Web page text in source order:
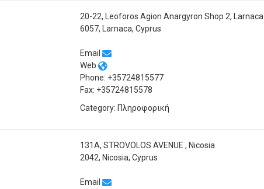
20-22, Leoforos Agion Anargyron Shop 2, Larnaca
6057, Larnaca, Cyprus
Email
Web
Phone: +35724815577
Fax: +35724815578
Category: Πληροφορική
131A, STROVOLOS AVENUE , Nicosia
2042, Nicosia, Cyprus
Email